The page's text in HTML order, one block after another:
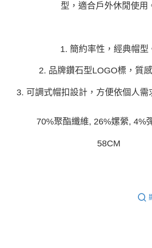
買賣價金債權讓與本公司後，依約使用本公司帳單繳交
型，適合戶外休閒使用
1. 簡約率性，經典帽型
2. 品牌鑽石型LOGO標，質
3. 可調式帽扣設計，方便依個人需
70%聚酯纖維, 26%嫘縈, 4%
58CM